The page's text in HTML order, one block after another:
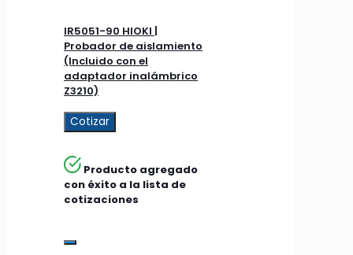
IR5051-90 HIOKI |
Probador de aislamiento
(Incluido con el
adaptador inalámbrico
Z3210)
Cotizar
Producto agregado
con éxito a la lista de
cotizaciones